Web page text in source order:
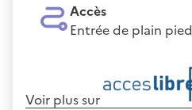
Accès
Entrée de plain pied
Voir plus sur